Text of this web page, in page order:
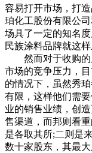
容易打开市场，打
珀化工股份有限公
场具了一定的知名
民族涂料品牌就这样
然而对于收购的
市场的竞争压力，
的情况下，虽然秀
有限，这样他们需
业的销售业绩，创
售渠道，而邦则看
是各取其所;二则是
数十家股东，其最